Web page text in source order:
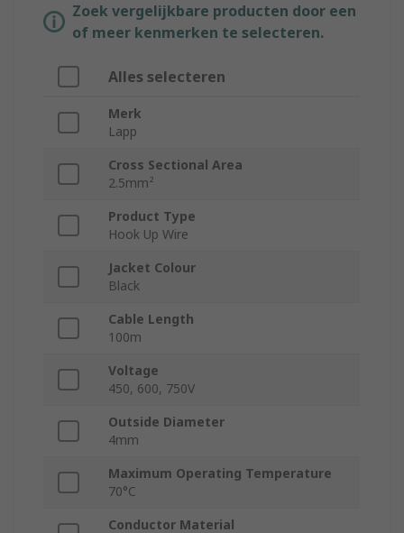
Zoek vergelijkbare producten door een
of meer kenmerken te selecteren.
Alles selecteren
Merk
Lapp
Cross Sectional Area
2.5mm²
Product Type
Hook Up Wire
Jacket Colour
Black
Cable Length
100m
Voltage
450, 600, 750V
Outside Diameter
4mm
Maximum Operating Temperature
70°C
Conductor Material